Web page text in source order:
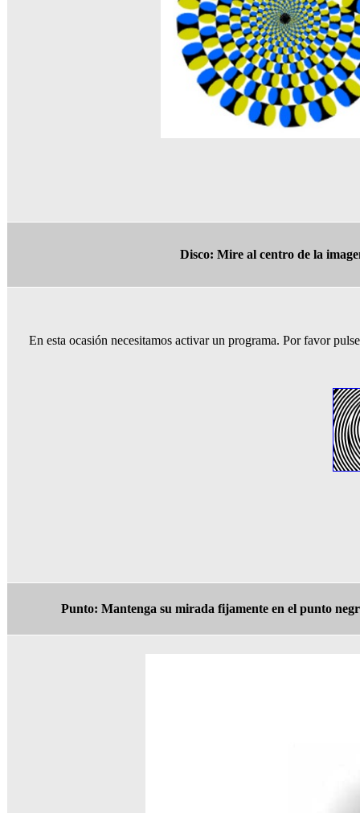
Disco: Mire al centro de la
En esta ocasión necesitamos activar un programa. Por favor
Punto: Mantenga su mirada fijamente en el punto